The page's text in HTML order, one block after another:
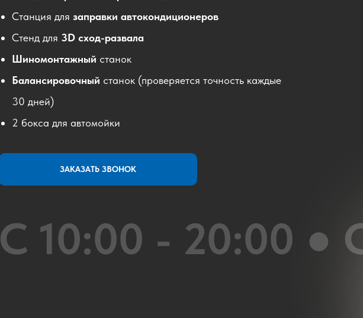
С 10:00 - 20:00 ●
Станция для заправки автокондиционеров
Стенд для 3D сход-развала
Шиномонтажный станок
Балансировочный станок (проверяется точность каждые
30 дней)
2 бокса для автомойки
ЗАКАЗАТЬ ЗВОНОК